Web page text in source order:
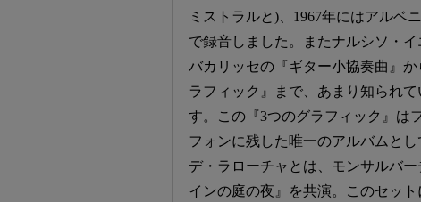
ミストラルと)、1967年にはアルベ
で録音しました。またナルシソ・
バカリッセの『ギター小協奏曲』
ラフィック』まで、あまり知られ
す。この『3つのグラフィック』は
フォンに残した唯一のアルバムと
デ・ラローチャとは、モンサルバ
インの庭の夜』を共演。このセッ